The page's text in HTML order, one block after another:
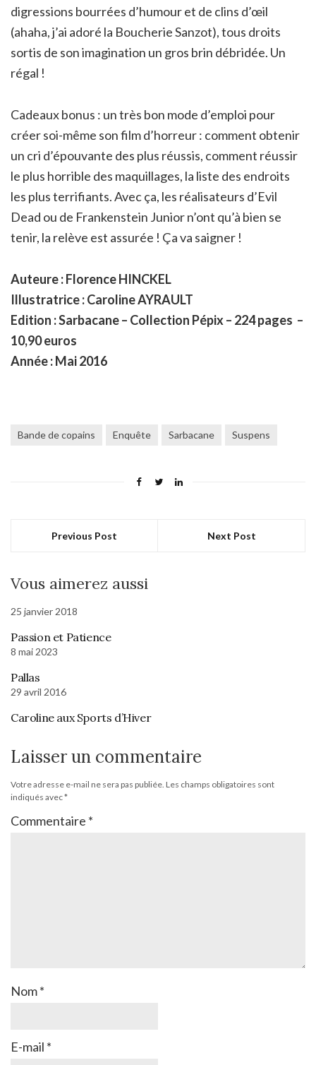
digressions bourrées d’humour et de clins d’œil
(ahaha, j’ai adoré la Boucherie Sanzot), tous droits
sortis de son imagination un gros brin débridée. Un
régal !
Cadeaux bonus : un très bon mode d’emploi pour
créer soi-même son film d’horreur : comment obtenir
un cri d’épouvante des plus réussis, comment réussir
le plus horrible des maquillages, la liste des endroits
les plus terrifiants. Avec ça, les réalisateurs d’Evil
Dead ou de Frankenstein Junior n’ont qu’à bien se
tenir, la relève est assurée ! Ça va saigner !
Auteure : Florence HINCKEL
Illustratrice : Caroline AYRAULT
Edition : Sarbacane – Collection Pépix – 224 pages –
10,90 euros
Année : Mai 2016
Bande de copains Enquête Sarbacane Suspens
Previous Post Next Post
Vous aimerez aussi
25 janvier 2018
Passion et Patience
8 mai 2023
Pallas
29 avril 2016
Caroline aux Sports d’Hiver
Laisser un commentaire
Votre adresse e-mail ne sera pas publiée. Les champs obligatoires sont
indiqués avec*
Commentaire *
Nom*
E-mail *